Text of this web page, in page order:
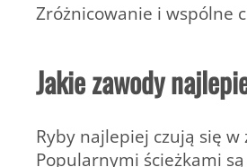
Zróżnicowanie i wspólne
Jakie zawody
Ryby najlepiej czują się
Popularnymi ścieżkami